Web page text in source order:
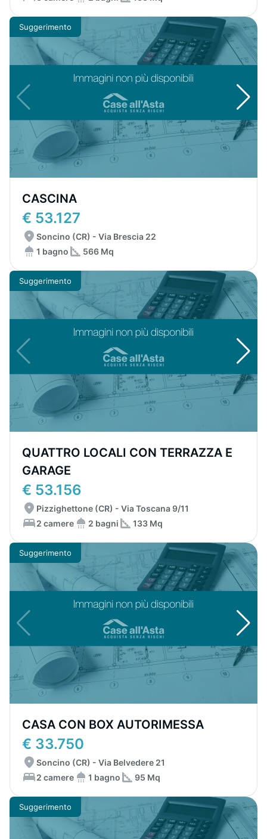
Suggerimento
CASCINA
€ 53.127
Soncino (CR) - Via Brescia 22
1 bagno
566 Mq
Suggerimento
QUATTRO LOCALI CON TERRAZZA E
GARAGE
€ 53.156
Pizzighettone (CR) - Via Toscana 9/11
2 camere
2 bagni 133 Mq
Suggerimento
CASA CON BOX AUTORIMESSA
€ 33.750
Soncino (CR) - Via Belvedere 21
2 camere
1 bagno 95 Mq
Suggerimento